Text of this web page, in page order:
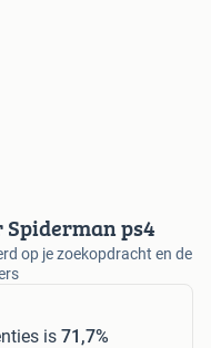
ps4
op je zoekopdracht en de
is 71,7%